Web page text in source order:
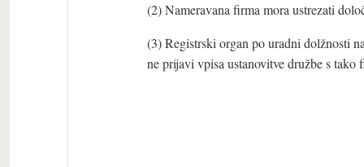
(2) Nameravana firma mora ustrezati
(3) Registrski organ po uradni dolžnosti
ne prijavi vpisa ustanovitve družbe s